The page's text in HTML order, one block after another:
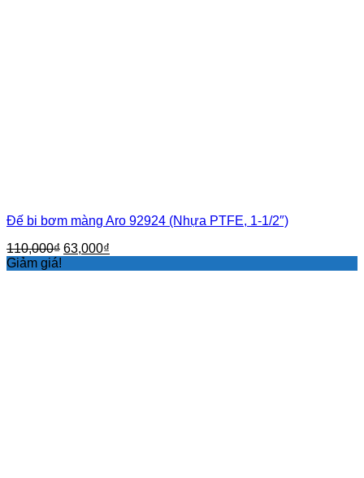
Đế bi bơm màng Aro 92924 (Nhựa PTFE, 1-1/2″)
110,000₫ Giá
63,000₫
Giảm giá!